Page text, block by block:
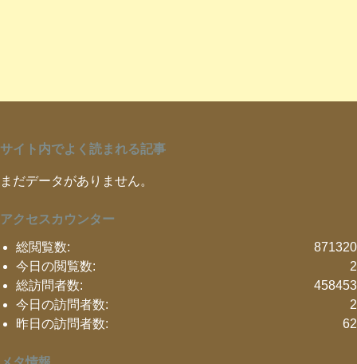
サイト内でよく読まれる記事
まだデータがありません。
アクセスカウンター
871320
総閲覧数:
2
今日の閲覧数:
458453
総訪問者数:
2
今日の訪問者数:
62
昨日の訪問者数: